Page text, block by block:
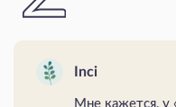
Inci
Мне кажется, у